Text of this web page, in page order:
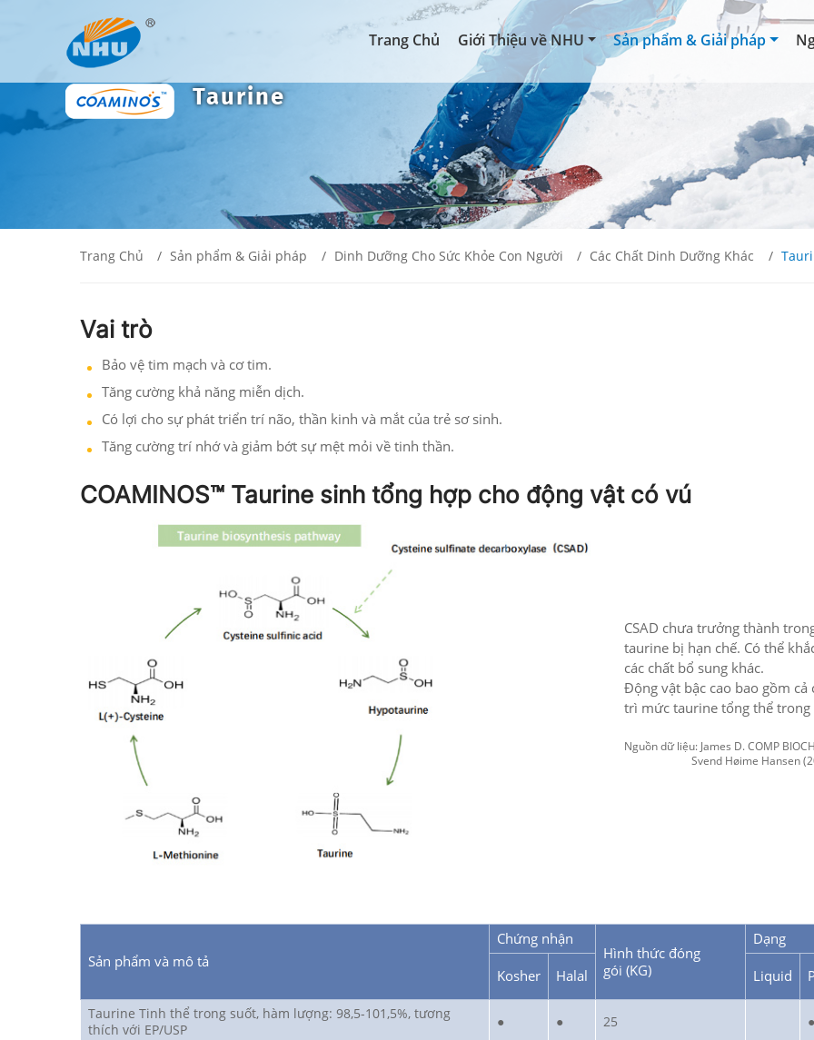
Trang Chủ Giới Thiệu về NHU Sản phẩm & Giải pháp
Taurine
Trang Chủ Sản phẩm & Giải pháp Dinh Dưỡng Cho Sức Khỏe Con Người Các Chất Dinh Dưỡng Khác
Vai trò
Bảo vệ tim mạch và cơ tim.
Tăng cường khả năng miễn dịch.
Có lợi cho sự phát triển trí não, thần kinh và mắt của trẻ sơ sinh.
Tăng cường trí nhớ và giảm bớt sự mệt mỏi về tinh thần.
COAMINOS™ Taurine sinh tổng hợp cho động vật có vú
CSAD chưa trưởng thành
taurine bị hạn chế. Có thể
các chất bổ sung khác.
Động vật bậc cao bao gồm
trì mức taurine tổng thể trong
Nguồn dữ liệu: James D. COMP
Svend Høime Hansen
Sản phẩm và mô tả
Chứng nhận
Hình thức đóng
gói (KG)
Dạng
Kosher Halal Liquid
Taurine Tinh thể trong suốt, hàm lượng: 98,5-101,5%, tương
thích với EP/USP
● ● 25 ●